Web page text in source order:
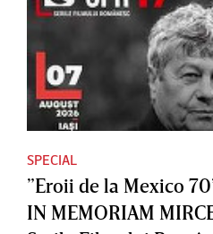
SPECIAL
”Eroii de la Mexico
IN MEMORIAM